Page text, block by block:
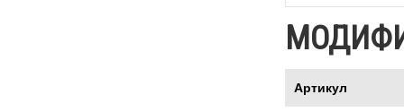
Артикул